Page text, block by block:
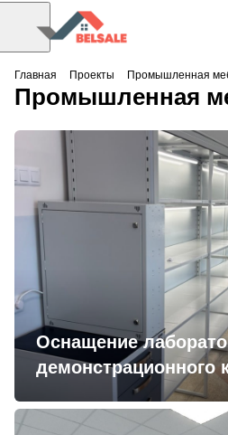
Главная Проекты Промышленная
Промышленная
Оснащение
демонстрационного
учебного заведения